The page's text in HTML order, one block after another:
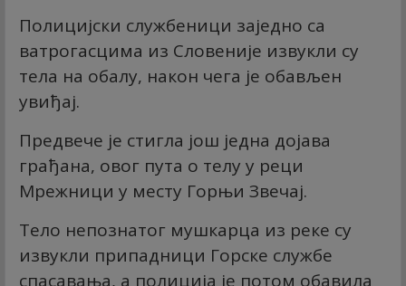
Полицијски службеници заједно са
ватрогасцима из Словеније извукли су
тела на обалу, након чега је обављен
увиђај.
Предвече је стигла још једна дојава
грађана, овог пута о телу у реци
Мрежници у месту Горњи Звечај.
Тело непознатог мушкарца из реке су
извукли припадници Горске службе
спасавања, а полиција је потом обавила